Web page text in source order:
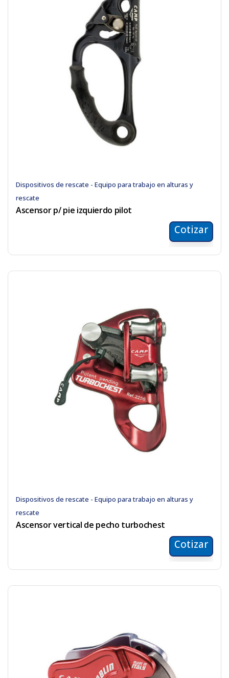
Dispositivos de rescate - Equipo para trabajo en alturas y
rescate
Ascensor p/ pie izquierdo pilot
Cotizar
Dispositivos de rescate - Equipo para trabajo en alturas y
rescate
Ascensor vertical de pecho turbochest
Cotizar